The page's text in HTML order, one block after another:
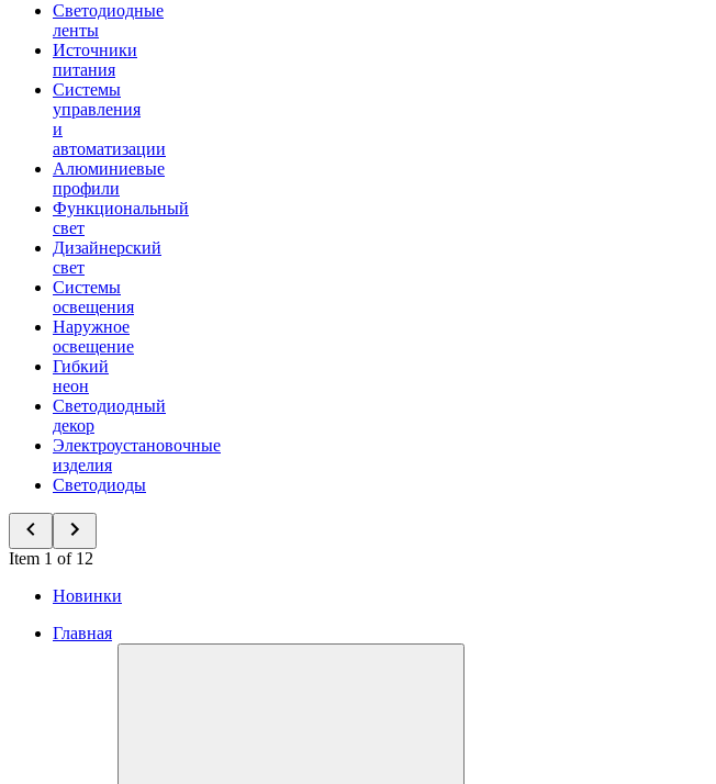
Светодиодные
ленты
Источники
питания
Системы
управления
и
автоматизации
Алюминиевые
профили
Функциональный
свет
Дизайнерский
свет
Системы
освещения
Наружное
освещение
Гибкий
неон
Светодиодный
декор
Электроустановочные
изделия
Светодиоды
Item 1 of 12
Новинки
Главная